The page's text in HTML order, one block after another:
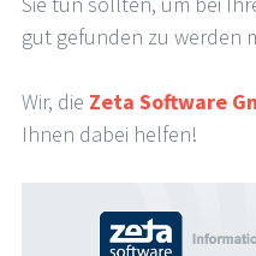
gut gefunden zu werden
Wir, die Zeta Software
Ihnen dabei helfen!